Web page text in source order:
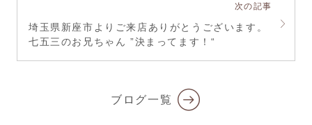
次の記事
埼玉県新座市よりご来店ありがとうございます。
七五三のお兄ちゃん ”決まってます！“
ブログ一覧